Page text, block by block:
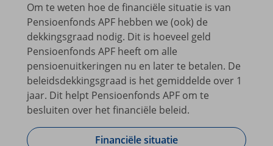
Om te weten hoe de financiële situatie is van
Pensioenfonds APF hebben we (ook) de
dekkingsgraad nodig. Dit is hoeveel geld
Pensioenfonds APF heeft om alle
pensioenuitkeringen nu en later te betalen. De
beleidsdekkingsgraad is het gemiddelde over 1
jaar. Dit helpt Pensioenfonds APF om te
besluiten over het financiële beleid.
Financiële situatie